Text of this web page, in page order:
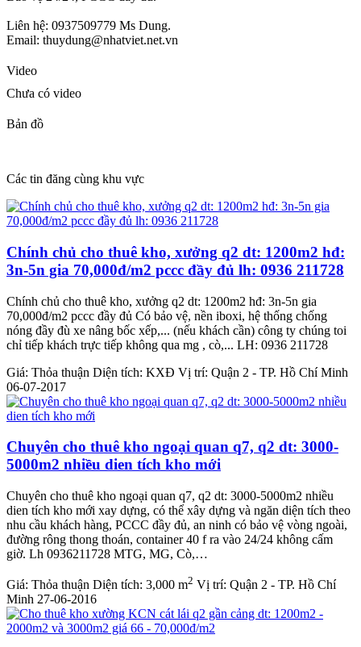
Liên hệ: 0937509779 Ms Dung.
Email: thuydung@nhatviet.net.vn
Video
Chưa có video
Bản đồ
Các tin đăng cùng khu vực
Chính chủ cho thuê kho, xưởng q2 dt: 1200m2 hđ:
3n-5n gia 70,000đ/m2 pccc đầy đủ lh: 0936 211728
Chính chủ cho thuê kho, xưởng q2 dt: 1200m2 hđ: 3n-5n gia
70,000đ/m2 pccc đầy đủ Có bảo vệ, nền iboxi, hệ thống chống
nóng đầy đù xe nâng bốc xếp,... (nếu khách cần) công ty chúng toi
chỉ tiếp khách trực tiếp không qua mg , cò,... LH: 0936 211728
Giá: Thỏa thuận Diện tích: KXĐ Vị trí: Quận 2 - TP. Hồ Chí Minh
06-07-2017
Chuyên cho thuê kho ngoại quan q7, q2 dt: 3000-
5000m2 nhiều dien tích kho mới
Chuyên cho thuê kho ngoại quan q7, q2 dt: 3000-5000m2 nhiều
dien tích kho mới xay dựng, có thể xây dựng và ngăn diện tích theo
nhu cầu khách hàng, PCCC đầy đủ, an ninh có bảo vệ vòng ngoài,
đường rông thong thoán, container 40 f ra vào 24/24 không cấm
giờ. Lh 0936211728 MTG, MG, Cò,…
Giá: Thỏa thuận Diện tích: 3,000 m2 Vị trí: Quận 2 - TP. Hồ Chí
Minh 27-06-2016